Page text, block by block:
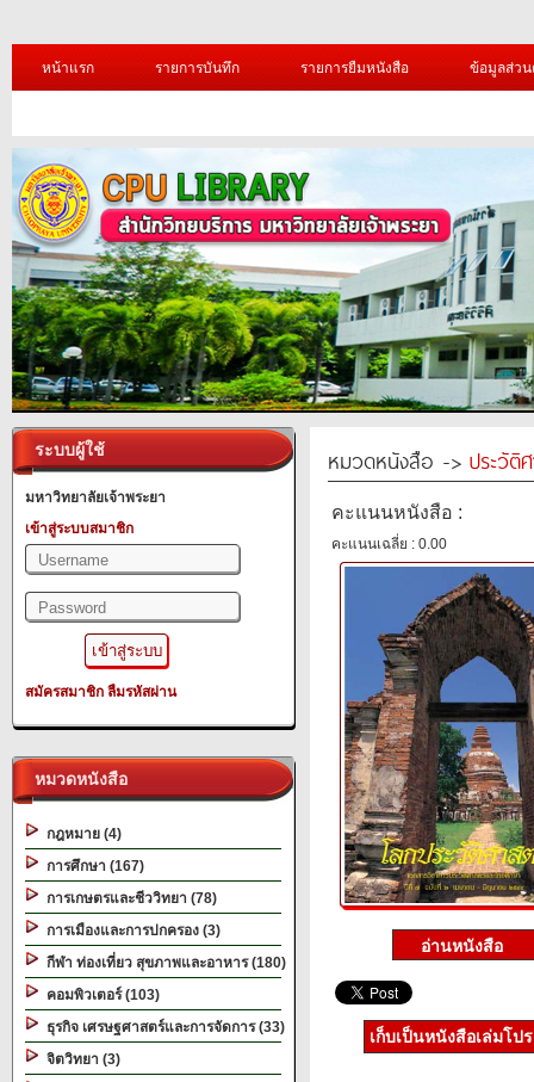
หน้าแรก รายการบันทึก รายการยืมหนังสือ ข้อมูลส่ว
ระบบผู้ใช้
มหาวิทยาลัยเจ้าพระยา
เข้าสู่ระบบสมาชิก
สมัครสมาชิก ลืมรหัสผ่าน
หมวดหนังสือ
กฎหมาย (4)
การศึกษา (167)
การเกษตรและชีววิทยา (78)
การเมืองและการปกครอง (3)
กีฬา ท่องเที่ยว สุขภาพและอาหาร (180)
คอมพิวเตอร์ (103)
ธุรกิจ เศรษฐศาสตร์และการจัดการ (33)
จิตวิทยา (3)
หมวดหนังสือ -> ประวัติ
คะแนนหนังสือ :
คะแนนเฉลี่ย : 0.00
เก็บเป็นหนังสือเล่มโป